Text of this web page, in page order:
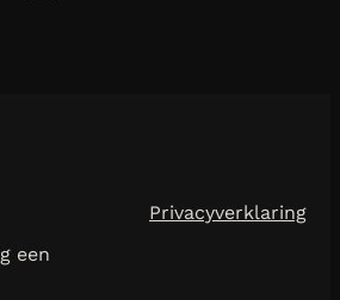
een
Privacyverklaring